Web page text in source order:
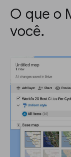
O que o
você.